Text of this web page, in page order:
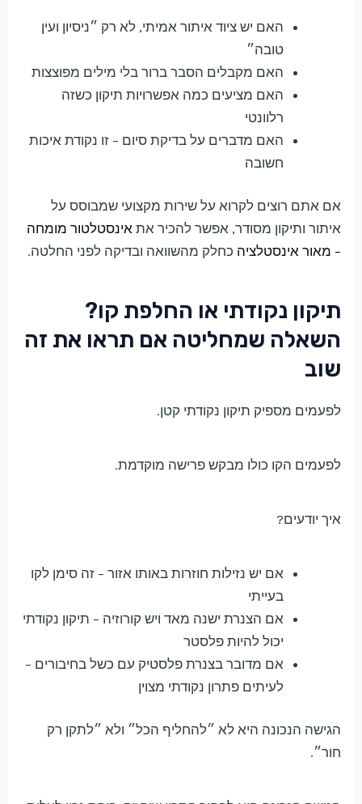
האם יש ציוד איתור אמיתי, לא רק ״ניסיון ועין
טובה״
האם מקבלים הסבר ברור בלי מילים מפוצצות
האם מציעים כמה אפשרויות תיקון כשזה
רלוונטי
האם מדברים על בדיקת סיום – זו נקודת איכות
חשובה
אם אתם רוצים לקרוא על שירות מקצועי שמבוסס על
איתור ותיקון מסודר, אפשר להכיר אתאינסטלטור מומחה
– מאור אינסטלציה כחלק מהשוואה ובדיקה לפני החלטה.
תיקון נקודתי או החלפת קו?
השאלה שמחליטה אם תראו את זה
שוב
לפעמים מספיק תיקון נקודתי קטן.
לפעמים הקו כולו מבקש פרישה מוקדמת.
איך יודעים?
אם יש נזילות חוזרות באותו אזור – זה סימן לקו
בעייתי
אם הצנרת ישנה מאד ויש קורוזיה – תיקון נקודתי
יכול להיות פלסטר
אם מדובר בצנרת פלסטיק עם כשל בחיבורים –
לעיתים פתרון נקודתי מצוין
הגישה הנכונה היא לא ״להחליף הכל״ ולא ״לתקן רק
חור״.